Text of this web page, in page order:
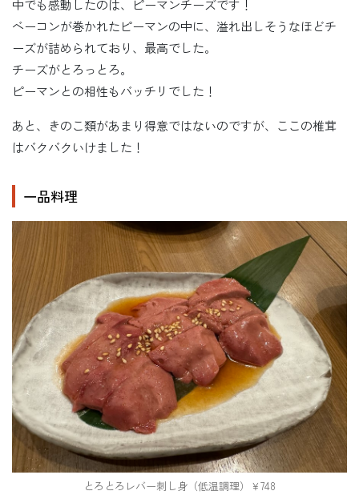
中でも感動したのは、ピーマンチーズです！
ベーコンが巻かれたピーマンの中に、溢れ出しそうなほどチ
ーズが詰められており、最高でした。
チーズがとろっとろ。
ピーマンとの相性もバッチリでした！
あと、きのこ類があまり得意ではないのですが、ここの椎茸
はバクバクいけました！
一品料理
とろとろレバー刺し身（低温調理）￥748